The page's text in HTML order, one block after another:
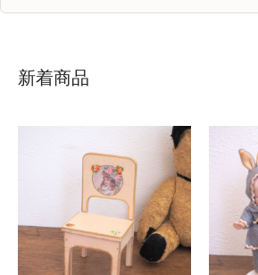
新着商品